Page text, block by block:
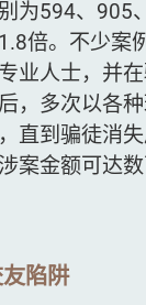
为594、905
倍。不少案
业人士，并
，多次以各
直到骗徒消
案金额可达
陷阱